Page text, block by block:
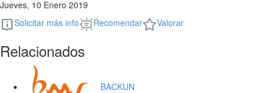
Jueves, 10 Enero 2019
Solicitar más info
Recomendar Valorar
Relacionados
BACKUN